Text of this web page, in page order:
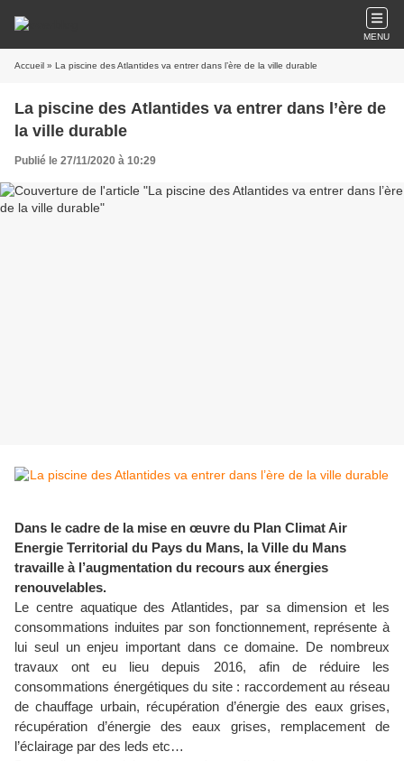
MENU
Accueil » La piscine des Atlantides va entrer dans l’ère de la ville durable
La piscine des Atlantides va entrer dans l’ère de
la ville durable
Publié le 27/11/2020 à 10:29
Dans le cadre de la mise en œuvre du Plan Climat Air
Energie Territorial du Pays du Mans, la Ville du Mans
travaille à l’augmentation du recours aux énergies
renouvelables.
Le centre aquatique des Atlantides, par sa dimension et les
consommations induites par son fonctionnement, représente à
lui seul un enjeu important dans ce domaine. De nombreux
travaux ont eu lieu depuis 2016, afin de réduire les
consommations énergétiques du site : raccordement au réseau
de chauffage urbain, récupération d’énergie des eaux grises,
récupération d’énergie des eaux grises, remplacement de
l’éclairage par des leds etc…